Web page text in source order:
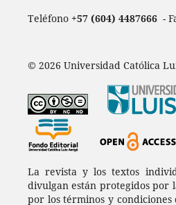
Teléfono +57 (604) 4487666-
© 2026 Universidad Católica
La revista y los textos
divulgan están protegidos por
por los términos y